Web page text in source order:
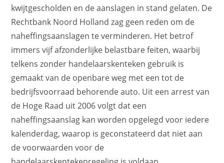
kwijtgescholden en de aanslagen in stand gelaten. De
Rechtbank Noord Holland zag geen reden om de
naheffingsaanslagen te verminderen. Het betrof
immers vijf afzonderlijke belastbare feiten, waarbij
telkens zonder handelaarskenteken gebruik is
gemaakt van de openbare weg met een tot de
bedrijfsvoorraad behorende auto. Uit een arrest van
de Hoge Raad uit 2006 volgt dat een
naheffingsaanslag kan worden opgelegd voor iedere
kalenderdag, waarop is geconstateerd dat niet aan
de voorwaarden voor de